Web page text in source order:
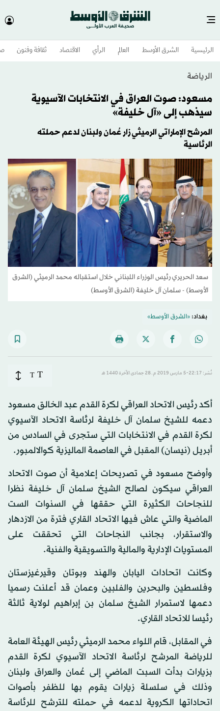
الرئيسية الشرق الأوسط​ العالم الرأي الاقتصاد ثقافة وفنون
الرياضة
مسعود: صوت العراق في الانتخابات الآسيوية
سيذهب إلى «آل خليفة»
المرشح الإماراتي الرميثي زار عُمان ولبنان لدعم حملته
الرئاسية
سعد الحريري رئيس الوزراء اللبناني خلال استقباله محمد الرميثي (الشرق
الأوسط) - سلمان آل خليفة (الشرق الأوسط)
بغداد:«الشرق الأوسط»
نُشر: 22:17-5 مارس 2019 م ـ 28 جمادى الآخرة 1440 هـ T
T
أكد رئيس الاتحاد العراقي لكرة القدم عبد الخالق مسعود
دعمه للشيخ سلمان آل خليفة لرئاسة الاتحاد الآسيوي
لكرة القدم في الانتخابات التي ستجرى في السادس من
أبريل (نيسان) المقبل في العاصمة الماليزية كوالالمبور.
وأوضح مسعود في تصريحات إعلامية أن صوت الاتحاد
العراقي سيكون لصالح الشيخ سلمان آل خليفة نظرا
للنجاحات الكثيرة التي حققها في السنوات الست
الماضية والتي عاش فيها الاتحاد القاري فترة من الازدهار
والاستقرار، بجانب النجاحات التي تحققت على
المستويات الإدارية والمالية والتسويقية والفنية.
وكانت اتحادات اليابان والهند وبوتان وقيرغيزستان
وفلسطين والبحرين والفلبين وعمان قد أعلنت رسميا
دعمها لاستمرار الشيخ سلمان بن إبراهيم لولاية ثالثة
رئيسا للاتحاد القاري.
في المقابل، قام اللواء محمد الرميثي رئيس الهيئة العامة
للرياضة المرشح لرئاسة الاتحاد الآسيوي لكرة القدم
بزيارات بدأت السبت الماضي إلى عُمان والعراق ولبنان
وذلك في سلسلة زيارات يقوم بها للظفر بأصوات
اتحاداتها الكروية لدعمه في حملته للترشح للرئاسة